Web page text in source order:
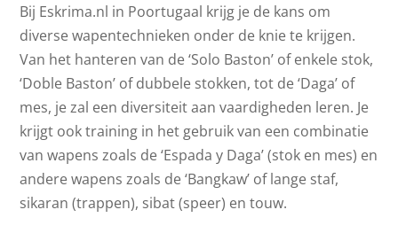
Bij Eskrima.nl in Poortugaal krijg je de kans om
diverse wapentechnieken onder de knie te krijgen.
Van het hanteren van de ‘Solo Baston’ of enkele stok,
‘Doble Baston’ of dubbele stokken, tot de ‘Daga’ of
mes, je zal een diversiteit aan vaardigheden leren. Je
krijgt ook training in het gebruik van een combinatie
van wapens zoals de ‘Espada y Daga’ (stok en mes) en
andere wapens zoals de ‘Bangkaw’ of lange staf,
sikaran (trappen), sibat (speer) en touw.